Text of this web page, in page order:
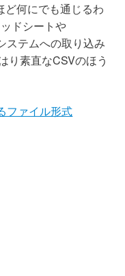
ど何にでも通じるわ
ドシートや
ステムへの取り込み
り素直なCSVのほう
ファイル形式